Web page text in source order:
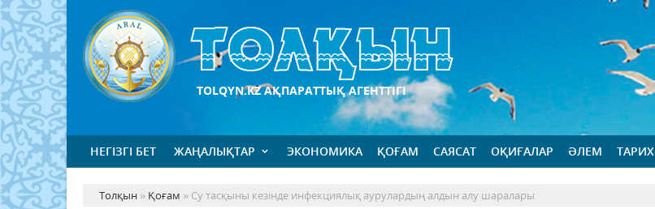
TOLQYN.KZ АҚПАРАТТЫҚ АГЕНТТІГІ
НЕГІЗГІ БЕТ ЖАҢАЛЫҚТАР ЭКОНОМИКА ҚОҒАМ САЯСАТ ОҚИҒАЛАР ӘЛЕМ ТАРИХ
Толқын » Қоғам » Су тасқыны кезінде инфекциялық аурулардың алдын алу шаралары